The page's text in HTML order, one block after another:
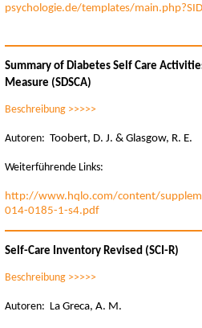
psychologie.de/templates/
Summary of Diabetes Self Care
Measure (SDSCA)
Beschreibung >>>>>
Autoren: Toobert, D. J. & Glasgow, R. E.
Weiterführende Links:
http://www.hqlo.com/content/
014-0185-1-s4.pdf
Self-Care Inventory Revised (SCI-R)
Beschreibung >>>>>
Autoren: La Greca, A. M.